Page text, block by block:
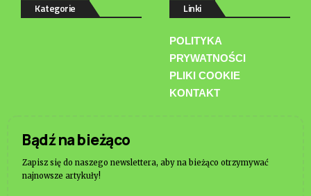
Kategorie Linki
POLITYKA
PRYWATNOŚCI
PLIKI COOKIE
KONTAKT
Bądź na bieżąco
Zapisz się do naszego newslettera, aby na bieżąco otrzymywać
najnowsze artykuły!